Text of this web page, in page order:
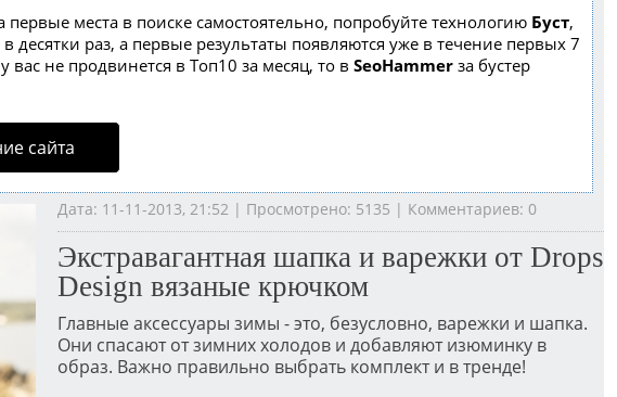
первые места в поиске самостоятельно, попробуйте технологию Буст,
десятки раз, а первые результаты появляются уже в течение первых 7
вас не продвинется в Топ10 за месяц, то в SeoHammer за бустер
сайта
Дата: 11-11-2013, 21:52 | Просмотрено: 5135 | Комментариев: 0
Экстравагантная шапка и варежки от Drops
Design вязаные крючком
Главные аксессуары зимы - это, безусловно, варежки и шапка.
Они спасают от зимних холодов и добавляют изюминку в
образ. Важно правильно выбрать комплект и в тренде!